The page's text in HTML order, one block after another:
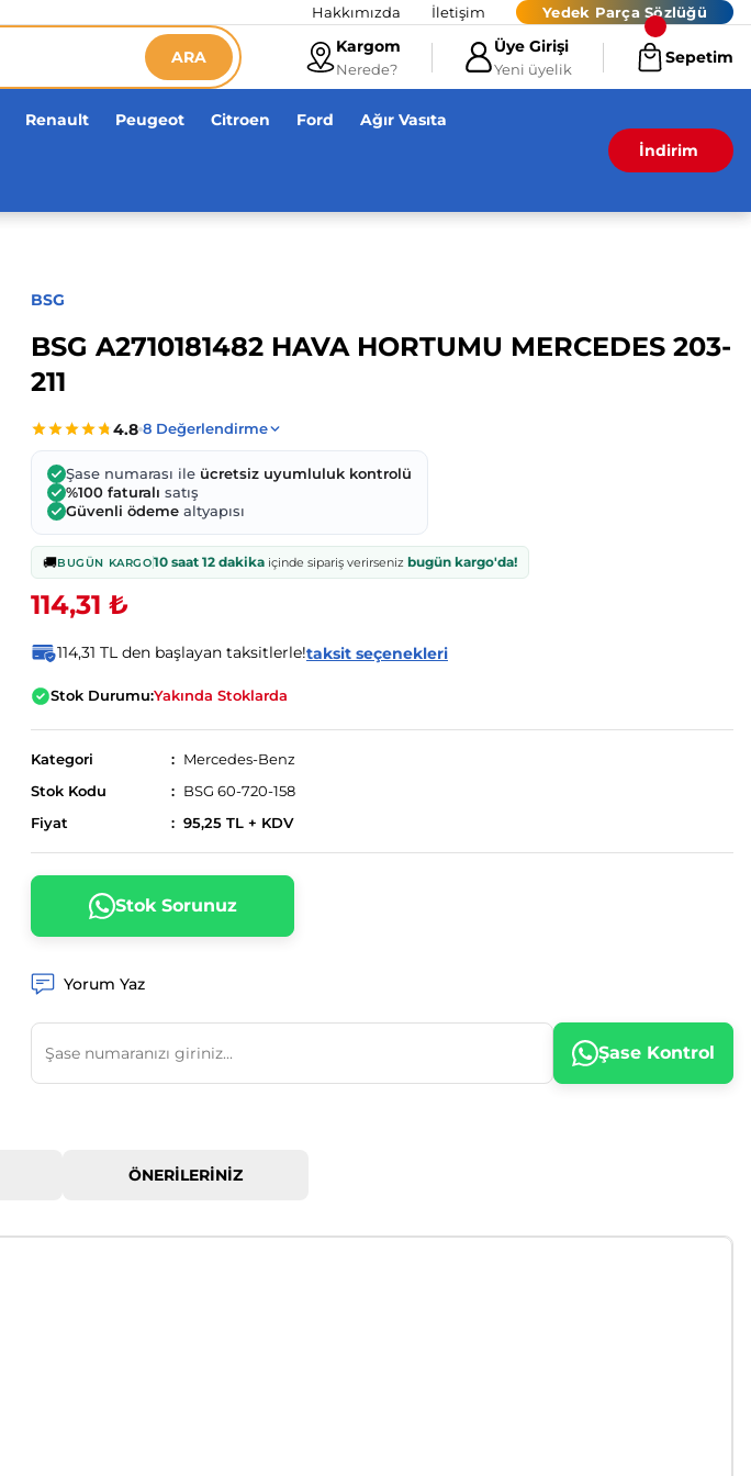
Hakkımızda İletişim Yedek Parça Sözlüğü
ARA
Kargom
Nerede?
Üye Girişi
Yeni üyelik
Sepetim
Renault Peugeot Citroen Ford Ağır Vasıta
İndirim
BSG
BSG A2710181482 HAVA HORTUMU MERCEDES 203-
211
Şase numarası ile ücretsiz uyumluluk kontrolü
%100 faturalı satış
Güvenli ödeme altyapısı
🚚BUGÜN KARGO10 saat 12 dakikaiçinde sipariş verirseniz bugün kargo'da!
114,31 ₺
114,31 TL den başlayan taksitlerle!taksit seçenekleri
Stok Durumu:Yakında Stoklarda
Kategori
Mercedes-Benz
Stok Kodu
BSG 60-720-158
Fiyat
95,25 TL + KDV
Stok Sorunuz
Yorum Yaz
Şase Kontrol
ÖNERILERINIZ